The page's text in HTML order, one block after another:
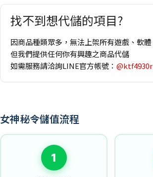
找不到想代儲的項目?
因商品種類眾多，無法上架所有遊戲、軟體
但我們提供任何你有興趣之商品代儲
如需服務請洽詢LINE官方帳號： @ktf4930r
女神秘令儲值流程
1